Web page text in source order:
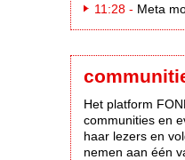
11:28 - Meta moet in
Het platform
communities en
haar lezers en
nemen aan één